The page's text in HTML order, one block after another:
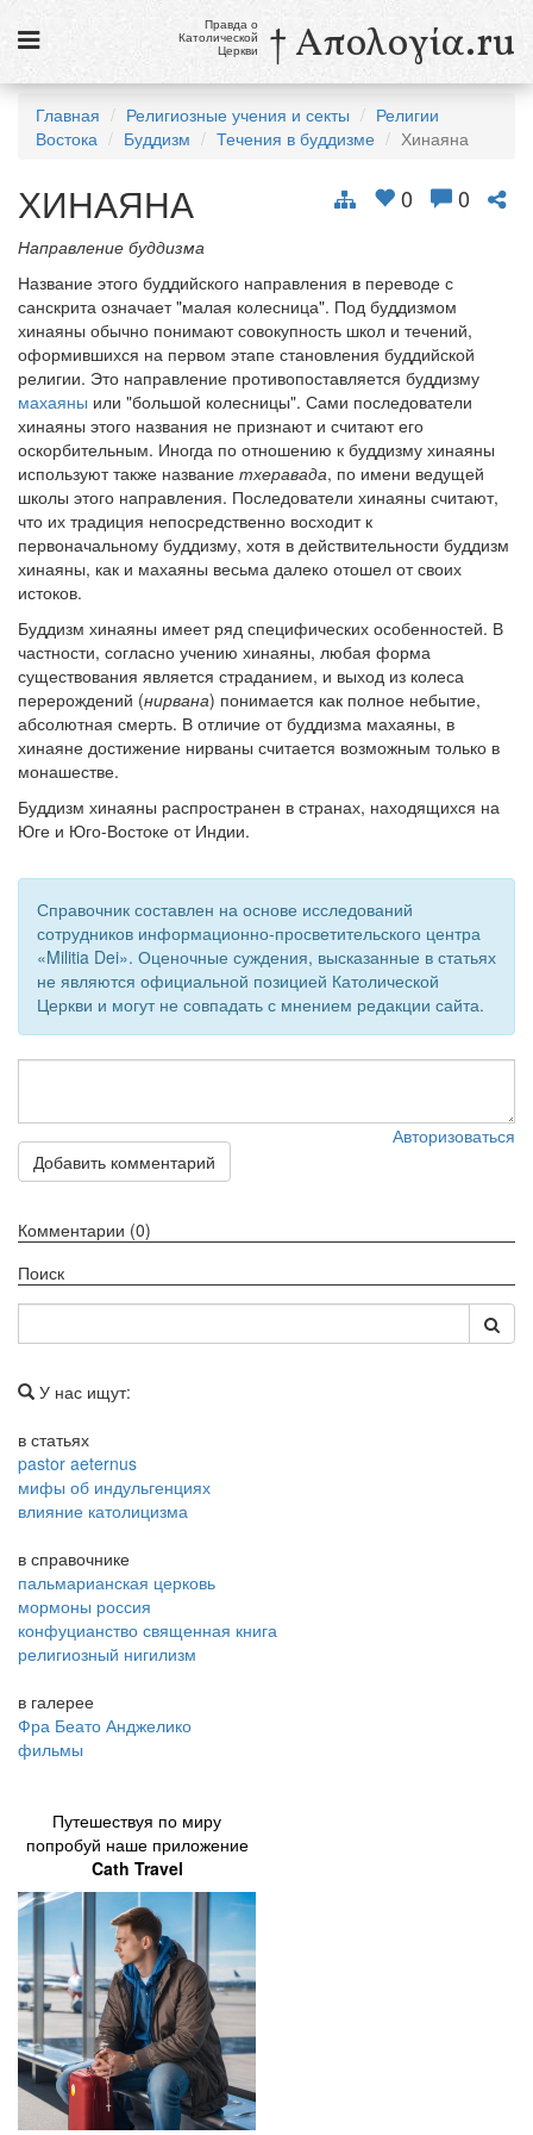
Новости
Католики в России
Галерея
Викторины
Ссылки
Религиозные учения и секты, справочник
6 августа
Преображение Господне
см. календарь
Обратная связь
Отправить сообщение
Вход
Правда о
Католической
Церкви † Απολογία.ru
Главная Религиозные учения и секты
Религии
Востока
Буддизм Течения в буддизме Хинаяна
0 0
ХИНАЯНА
Направление буддизма
Название этого буддийского направления в переводе с
санскрита означает "малая колесница". Под буддизмом
хинаяны обычно понимают совокупность школ и течений,
оформившихся на первом этапе становления буддийской
религии. Это направление противопоставляется буддизму
махаяны или "большой колесницы". Сами последователи
хинаяны этого названия не признают и считают его
оскорбительным. Иногда по отношению к буддизму хинаяны
используют также название тхеравада, по имени ведущей
школы этого направления. Последователи хинаяны считают,
что их традиция непосредственно восходит к
первоначальному буддизму, хотя в действительности буддизм
хинаяны, как и махаяны весьма далеко отошел от своих
истоков.
Буддизм хинаяны имеет ряд специфических особенностей. В
частности, согласно учению хинаяны, любая форма
существования является страданием, и выход из колеса
перерождений (нирвана) понимается как полное небытие,
абсолютная смерть. В отличие от буддизма махаяны, в
хинаяне достижение нирваны считается возможным только в
монашестве.
Буддизм хинаяны распространен в странах, находящихся на
Юге и Юго-Востоке от Индии.
Справочник составлен на основе исследований
сотрудников информационно-просветительского центра
«Militia Dei». Оценочные суждения, высказанные в статьях
не являются официальной позицией Католической
Церкви и могут не совпадать с мнением редакции сайта.
Авторизоваться
Добавить комментарий
Комментарии (0)
Поиск
У нас ищут:
в статьях
pastor aeternus
мифы об индульгенциях
влияние католицизма
в справочнике
пальмарианская церковь
мормоны россия
конфуцианство священная книга
религиозный нигилизм
в галерее
Фра Беато Анджелико
фильмы
Путешествуя по миру
попробуй наше приложение
Cath Travel